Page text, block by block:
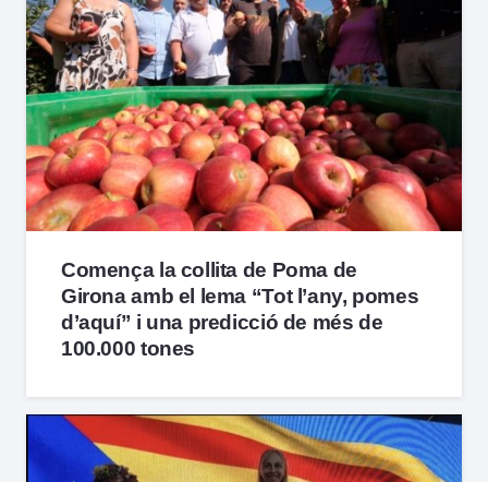
Comença la collita de Poma de
Girona amb el lema “Tot l’any, pomes
d’aquí” i una predicció de més de
100.000 tones